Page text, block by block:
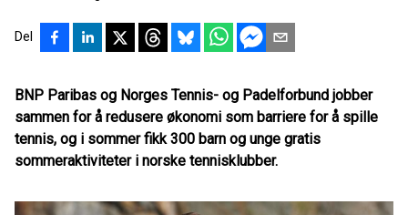
Del
BNP Paribas og Norges Tennis- og Padelforbund jobber
sammen for å redusere økonomi som barriere for å spille
tennis, og i sommer fikk 300 barn og unge gratis
sommeraktiviteter i norske tennisklubber.